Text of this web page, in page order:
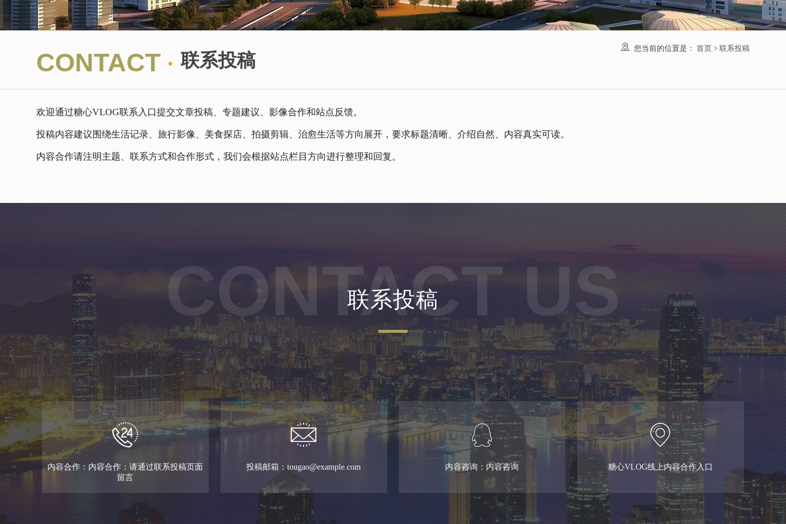
CONTACT · 联系投稿
 您当前的位置是： 首页 > 联系投稿
欢迎通过糖心VLOG联系入口提交文章投稿、专题建议、影像合作和站点反馈。
投稿内容建议围绕生活记录、旅行影像、美食探店、拍摄剪辑、治愈生活等方向展开，要求标题清晰、介绍自然、内容真实可读。
内容合作请注明主题、联系方式和合作形式，我们会根据站点栏目方向进行整理和回复。
联系投稿
CONTACT US
内容合作：内容合作：请通过联系投稿页面
留言
投稿邮箱：tougao@example.com 内容咨询：内容咨询 糖心VLOG线上内容合作入口